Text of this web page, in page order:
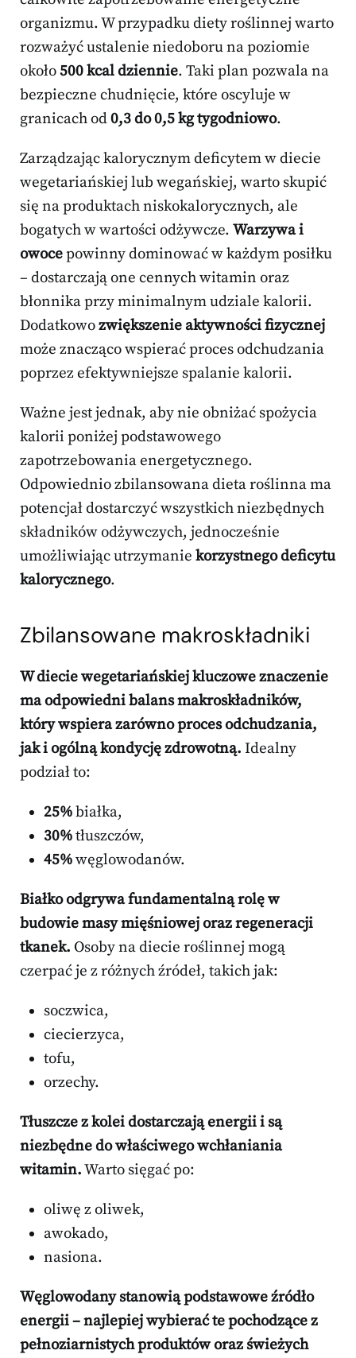
organizmu. W przypadku diety roślinnej warto
rozważyć ustalenie niedoboru na poziomie
około500 kcal dziennie. Taki plan pozwala na
bezpieczne chudnięcie, które oscyluje w
granicach od0,3 do 0,5 kg tygodniowo.
Zarządzając kalorycznym deficytem w diecie
wegetariańskiej lub wegańskiej, warto skupić
się na produktach niskokalorycznych, ale
bogatych w wartości odżywcze. Warzywa i
owocepowinny dominować w każdym posiłku
– dostarczają one cennych witamin oraz
błonnika przy minimalnym udziale kalorii.
Dodatkowozwiększenie aktywności fizycznej
może znacząco wspierać proces odchudzania
poprzez efektywniejsze spalanie kalorii.
Ważne jest jednak, aby nie obniżać spożycia
kalorii poniżej podstawowego
zapotrzebowania energetycznego.
Odpowiednio zbilansowana dieta roślinna ma
potencjał dostarczyć wszystkich niezbędnych
składników odżywczych, jednocześnie
umożliwiając utrzymanie korzystnego deficytu
kalorycznego.
Zbilansowane makroskładniki
W diecie wegetariańskiej kluczowe znaczenie
ma odpowiedni balans makroskładników,
który wspiera zarówno proces odchudzania,
jak i ogólną kondycję zdrowotną. Idealny
podział to:
25%białka,
30%tłuszczów,
45%węglowodanów.
Białko odgrywa fundamentalną rolę w
budowie masy mięśniowej oraz regeneracji
tkanek. Osoby na diecie roślinnej mogą
czerpać je z różnych źródeł, takich jak:
soczwica,
ciecierzyca,
tofu,
orzechy.
Tłuszcze z kolei dostarczają energii i są
niezbędne do właściwego wchłaniania
witamin.Warto sięgać po:
oliwę z oliwek,
awokado,
nasiona.
Węglowodany stanowią podstawowe źródło
energii – najlepiej wybierać te pochodzące z
pełnoziarnistych produktów oraz świeżych